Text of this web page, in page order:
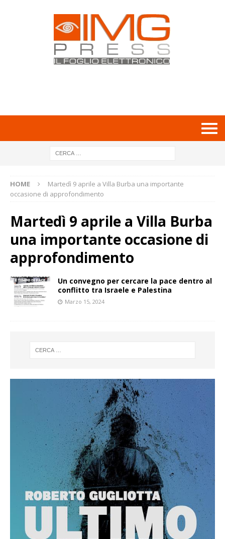
HOME
Martedì 9 aprile a Villa Burba una importante
occasione di approfondimento
Martedì 9 aprile a Villa Burba
una importante occasione di
approfondimento
Un convegno per cercare la pace dentro al
conflitto tra Israele e Palestina
Marzo 15, 2024